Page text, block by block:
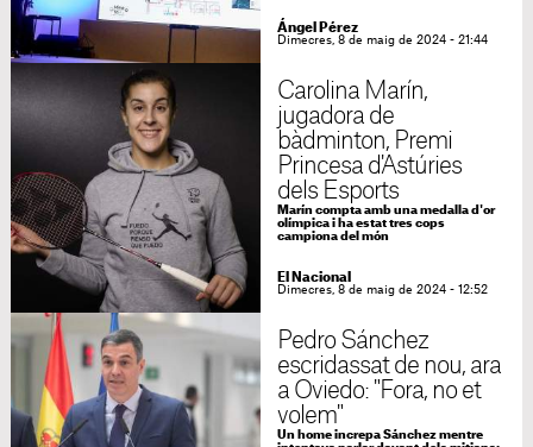
Ángel Pérez
Dimecres, 8 de maig de 2024 - 21:44
Carolina Marín,
jugadora de
bàdminton, Premi
Princesa d'Astúries
dels Esports
Marín compta amb una medalla d'or
olímpica i ha estat tres cops
campiona del món
El Nacional
Dimecres, 8 de maig de 2024 - 12:52
Pedro Sánchez
escridassat de nou, ara
a Oviedo: "Fora, no et
volem"
Un home increpa Sánchez mentre